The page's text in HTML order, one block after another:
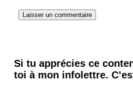
Si tu apprécies ce
toi à mon infolettre.